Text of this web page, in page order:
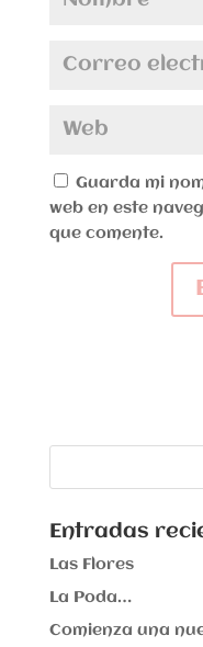
Guarda mi
web en este
que comente.
Entradas
Las Flores
La Poda…
Comienza una